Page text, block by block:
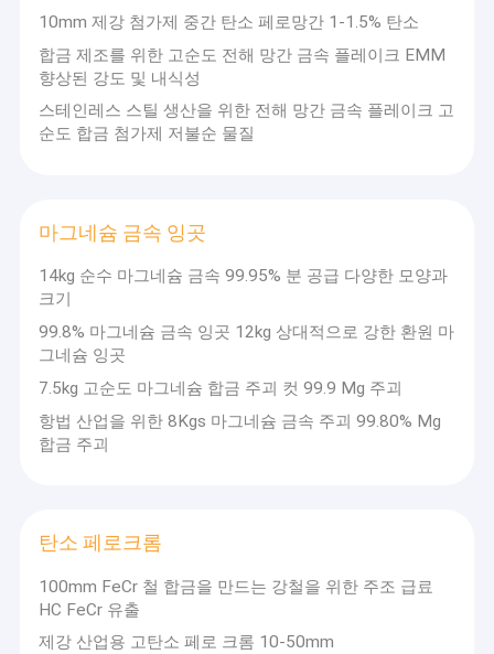
제품
VR 쇼
공장 견학
품질 관리
문의하기
케이스
페로실리콘 광재
10mm 제강 첨가제 중간 탄소 페로망간 1-1.5% 탄소
합금 제조를 위한 고순도 전해 망간 금속 플레이크 EMM
향상된 강도 및 내식성
스테인레스 스틸 생산을 위한 전해 망간 금속 플레이크 고
순도 합금 첨가제 저불순 물질
마그네슘 금속 잉곳
14kg 순수 마그네슘 금속 99.95% 분 공급 다양한 모양과
크기
99.8% 마그네슘 금속 잉곳 12kg 상대적으로 강한 환원 마
그네슘 잉곳
7.5kg 고순도 마그네슘 합금 주괴 컷 99.9 Mg 주괴
항법 산업을 위한 8Kgs 마그네슘 금속 주괴 99.80% Mg
합금 주괴
탄소 페로크롬
100mm FeCr 철 합금을 만드는 강철을 위한 주조 급료
HC FeCr 유출
제강 산업용 고탄소 페로 크롬 10-50mm
ZhenAn은 생산, 가공, 판매 및 수출입 사업을 통합하는 야금 및 내화
제품 전문 기업입니다.
우리는 전 세계적으로 전문가로 구성된 전담 팀을 구성하는 데 중점
을 두고 있습니다. ZhenAn에서는 고객의 프로세스에 맞는 "올바른
품질과 수량"을 제공하여 완벽한 솔루션을 제공하기 위해 최선을 다
연간 생산 및 판매는 150,000톤 이상입니다. 30,000평방미터의 면적
을 차지하는 우리 공장에는 현대적인 생산 장비의 완전한 세트, 습식
야금학을 포함한 2개의 대규모 생산 기지, 2개의 주요 실험실 및 수
십 명의 수석 연구원이 있는 야금 재료 테스트 센터가 있습니다.